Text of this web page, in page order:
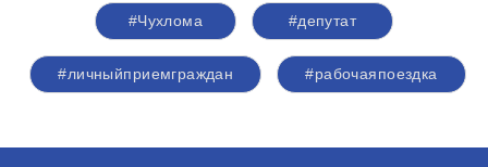
#Чухлома #депутат
#личныйприемграждан #рабочаяпоездка